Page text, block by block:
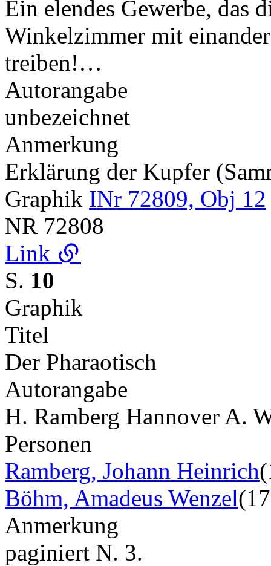
Ein elendes Gewerbe, das
Winkelzimmer mit
treiben!…
Autorangabe
unbezeichnet
Anmerkung
Erklärung der Kupfer
Graphik INr 72809, Obj 12
NR 72808
Link
S. 10
Graphik
Titel
Der Pharaotisch
Autorangabe
H. Ramberg Hannover A.
Personen
Ramberg, Johann Heinrich
Böhm, Amadeus Wenzel
Anmerkung
paginiert N. 3.